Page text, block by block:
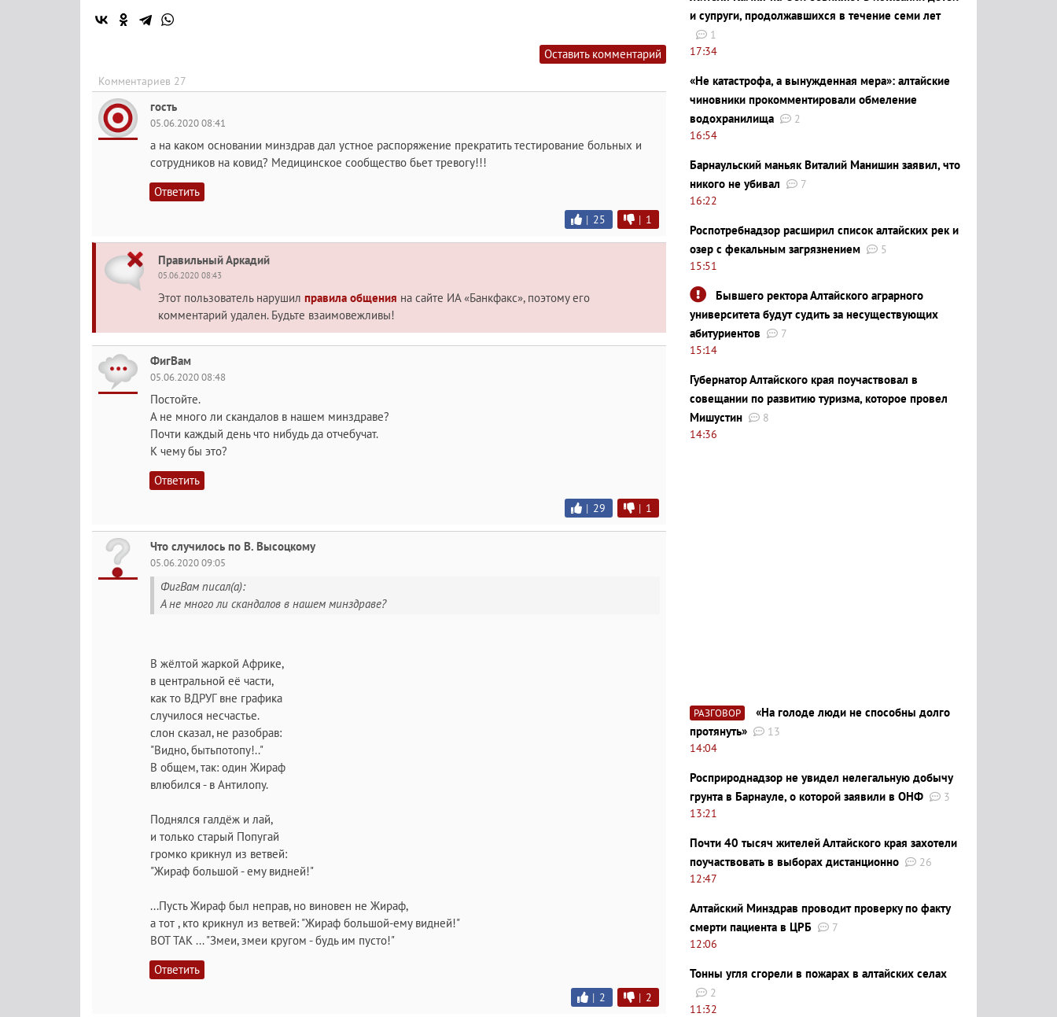
Оставить комментарий
Комментариев 27
гость
05.06.2020 08:41
а на каком основании минздрав дал устное распоряжение прекратить тестирование больных и
сотрудников на ковид? Медицинское сообщество бьет тревогу!!!
Ответить
| 25 | 1
Правильный Аркадий
05.06.2020 08:43
Этот пользователь нарушил правила общения на сайте ИА «Банкфакс», поэтому его
комментарий удален. Будьте взаимовежливы!
ФигВам
05.06.2020 08:48
Постойте.
А не много ли скандалов в нашем минздраве?
Почти каждый день что нибудь да отчебучат.
К чему бы это?
Ответить
| 29 | 1
Что случилось по В. Высоцкому
05.06.2020 09:05
ФигВам писал(а):
А не много ли скандалов в нашем минздраве?
В жёлтой жаркой Африке,
в центральной её части,
как то ВДРУГ вне графика
случилося несчастье.
слон сказал, не разобрав:
"Видно, бытьпотопу!.."
В общем, так: один Жираф
влюбился - в Антилопу.
Поднялся галдёж и лай,
и только старый Попугай
громко крикнул из ветвей:
"Жираф большой - ему видней!"
...Пусть Жираф был неправ, но виновен не Жираф,
а тот , кто крикнул из ветвей: "Жираф большой-ему видней!"
ВОТ ТАК ... "Змеи, змеи кругом - будь им пусто!"
Ответить
| 2 | 2
и супруги, продолжавшихся в течение семи лет
1
17:34
«Не катастрофа, а вынужденная мера»: алтайские
чиновники прокомментировали обмеление
водохранилища
2
16:54
Барнаульский маньяк Виталий Манишин заявил, что
никого не убивал
7
16:22
Роспотребнадзор расширил список алтайских рек и
озер с фекальным загрязнением
5
15:51
Бывшего ректора Алтайского аграрного
университета будут судить за несуществующих
абитуриентов
7
15:14
Губернатор Алтайского края поучаствовал в
совещании по развитию туризма, которое провел
Мишустин
8
14:36
РАЗГОВОР
«На голоде люди не способны долго
протянуть»
13
14:04
Росприроднадзор не увидел нелегальную добычу
грунта в Барнауле, о которой заявили в ОНФ
3
13:21
Почти 40 тысяч жителей Алтайского края захотели
поучаствовать в выборах дистанционно
26
12:47
Алтайский Минздрав проводит проверку по факту
смерти пациента в ЦРБ
7
12:06
Тонны угля сгорели в пожарах в алтайских селах
2
11:32